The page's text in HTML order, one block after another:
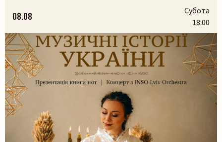
Пошук на сайті
дівоцтво і парубоцтво в українській традиції з
проєктом «Домів», […]
08.08
Субота
18:00